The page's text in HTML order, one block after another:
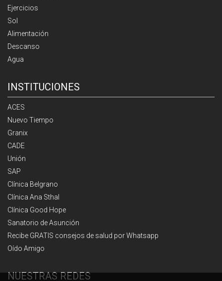
Ejercicios
Sol
Alimentación
Descanso
Agua
INSTITUCIONES
ACES
Nuevo Tiempo
Granix
CADE
Unión
SAP
Clínica Belgrano
Clínica Ana Sthal
Clínica Good Hope
Sanatorio de Asunción
Recibe GRATIS consejos de salud por Whatsapp
Oído Amigo
NUESTRAS REDES